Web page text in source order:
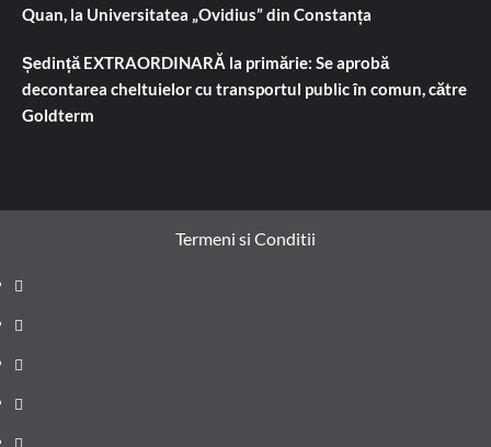
Quan, la Universitatea „Ovidius” din Constanța
Ședință EXTRAORDINARĂ la primărie: Se aprobă
decontarea cheltuielor cu transportul public în comun, către
Goldterm
Termeni si Conditii
Prima
pagină
Știri
de
ultima
Administrație
locală
Actualitate
Justiție